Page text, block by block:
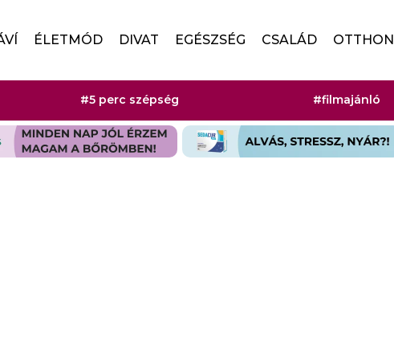
ÉLETMÓD DIVAT EGÉSZSÉG CSALÁD OTTHON
#5 perc szépség #filmajánló